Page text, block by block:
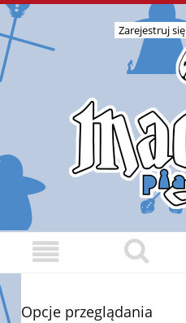
Zarejestruj się
Opcje przeglądania